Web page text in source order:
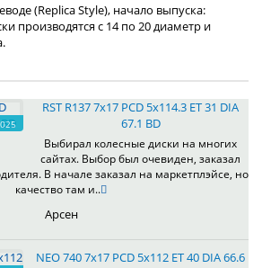
(Replica Style), начало выпуска:
производятся с 14 по 20 диаметр и
RST R137 7x17 PCD 5x114.3 ET 31 DIA
67.1 BD
Выбирал колесные диски на многих
сайтах. Выбор был очевиден, заказал
В начале заказал на маркетплэйсе, но
качество там и..
Арсен
NEO 740 7x17 PCD 5x112 ET 40 DIA 66.6